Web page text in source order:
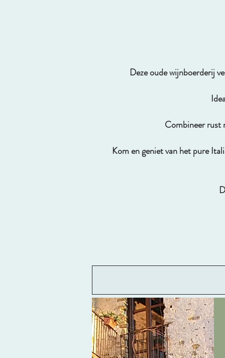
Deze oude wijnboerderij
Combineer rust
Kom en geniet van het pure